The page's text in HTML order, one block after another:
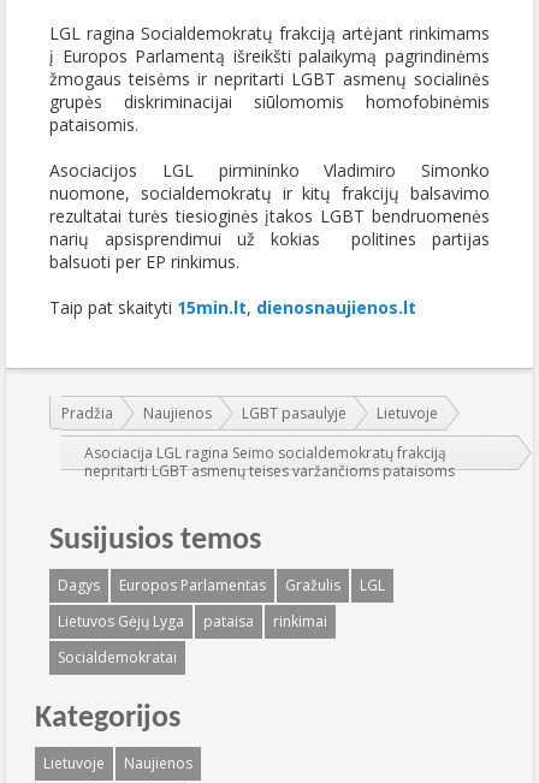
LGL ragina Socialdemokratų frakciją artėjant rinkimams
į Europos Parlamentą išreikšti palaikymą pagrindinėms
žmogaus teisėms ir nepritarti LGBT asmenų socialinės
grupės diskriminacijai siūlomomis homofobinėmis
pataisomis.
Asociacijos LGL pirmininko Vladimiro Simonko
nuomone, socialdemokratų ir kitų frakcijų balsavimo
rezultatai turės tiesioginės įtakos LGBT bendruomenės
narių apsisprendimui už kokias politines partijas
balsuoti per EP rinkimus.
Taip pat skaityti 15min.lt, dienosnaujienos.lt
Jūs esate čia:
Pradžia Naujienos LGBT pasaulyje
Lietuvoje
Asociacija LGL ragina Seimo socialdemokratų frakciją
nepritarti LGBT asmenų teises varžančioms pataisoms
Susijusios temos
Dagys Europos Parlamentas Gražulis
LGL
Lietuvos Gėjų Lyga
pataisa
rinkimai
Socialdemokratai
Kategorijos
Lietuvoje
Naujienos